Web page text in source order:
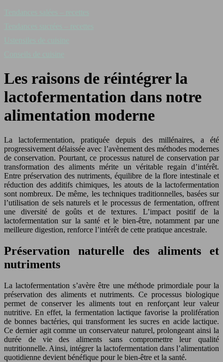
Les raisons de réintégrer la
lactofermentation dans notre
alimentation moderne
La lactofermentation, pratiquée depuis des millénaires, a été
progressivement délaissée avec l’avènement des méthodes modernes
de conservation. Pourtant, ce processus naturel de conservation par
transformation des aliments mérite un véritable regain d’intérêt.
Entre préservation des nutriments, équilibre de la flore intestinale et
réduction des additifs chimiques, les atouts de la lactofermentation
sont nombreux. De même, les techniques traditionnelles, basées sur
l’utilisation de sels naturels et le processus de fermentation, offrent
une diversité de goûts et de textures. L’impact positif de la
lactofermentation sur la santé et le bien-être, notamment par une
meilleure digestion, renforce l’intérêt de cette pratique ancestrale.
Préservation naturelle des aliments et
nutriments
La lactofermentation s’avère être une méthode primordiale pour la
préservation des aliments et nutriments. Ce processus biologique
permet de conserver les aliments tout en renforçant leur valeur
nutritive. En effet, la fermentation lactique favorise la prolifération
de bonnes bactéries, qui transforment les sucres en acide lactique.
Ce dernier agit comme un conservateur naturel, prolongeant ainsi la
durée de vie des aliments sans compromettre leur qualité
nutritionnelle. Ainsi, intégrer la lactofermentation dans l’alimentation
quotidienne devient bénéfique pour le bien-être et la santé.